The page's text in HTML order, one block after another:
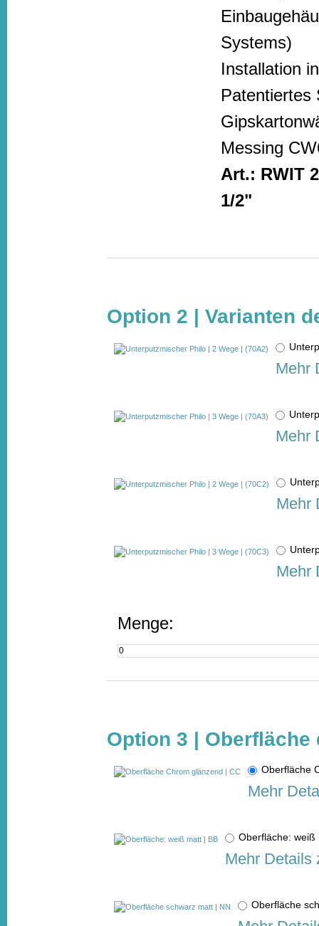
Systems)
Installation
Patentiertes
Messing
Art.: RWIT
1/2"
Option 2 | Varianten
Mehr
Mehr
Mehr
Mehr
Menge:
Option 3 |
Oberfläche
Mehr
Oberfläche:
Mehr Details
Oberfläche